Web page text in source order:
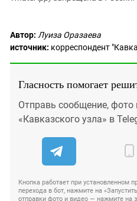
Автор: Луиза Оразаева
источник: корреспондент
Гласность помогает
Отправь сообщение, фото
«Кавказского узла» в
Кнопка работает при установленном
перехода в бот, нажмите на
отправки фото и видео — нажмите на